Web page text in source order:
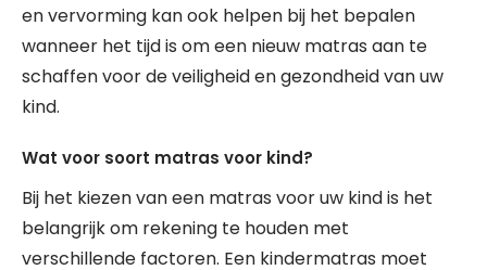
en vervorming kan ook helpen bij het bepalen
wanneer het tijd is om een nieuw matras aan te
schaffen voor de veiligheid en gezondheid van uw
kind.
Wat voor soort matras voor kind?
Bij het kiezen van een matras voor uw kind is het
belangrijk om rekening te houden met
verschillende factoren. Een kindermatras moet